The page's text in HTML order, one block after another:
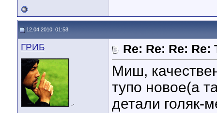
12.04.2010, 01:58
ГРИБ
♂
Re: Re: Re:
Миш,
тупо новое(а
детали голяк-